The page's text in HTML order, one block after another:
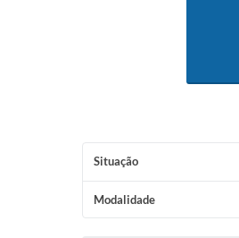
Situação
Modalidade